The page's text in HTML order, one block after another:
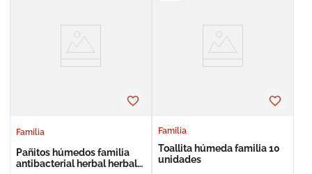
Familia
Pañitos húmedos familia
antibacterial herbal herbal
Familia
Toallita húmeda familia 10
unidades
roche posay
nivea